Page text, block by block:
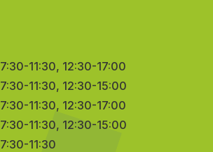
7:30-11:30, 12:30-17:00
7:30-11:30, 12:30-15:00
7:30-11:30, 12:30-17:00
7:30-11:30, 12:30-15:00
7:30-11:30